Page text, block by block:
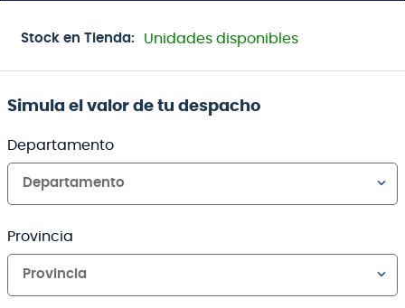
Stock en Tienda: Unidades disponibles
Simula el valor de tu despacho
Departamento
Departamento
Provincia
Provincia